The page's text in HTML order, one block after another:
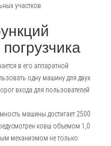
участков.
в его аппаратной
одну машину для двух
входа для пользователей
машины достигает 2500
ковш объемом 1,0
механизмом не только